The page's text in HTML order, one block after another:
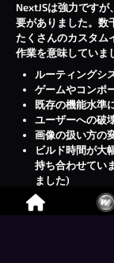
NextJSは強力ですが
要がありました。数
たくさんのカスタム
作業を意味していま
ルーティングシ
ゲームやコンポ
既存の機能水準
ユーザーへの破
画像の扱い方の
ビルド時間が大
持ち合わせてい
ました)
チーム全員が新
永続的に低下する